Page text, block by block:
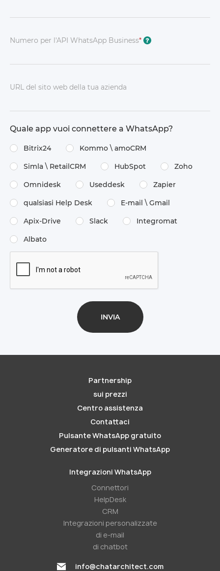
Numero per l'API WhatsApp Business* ?
URL del sito web della tua azienda
Quale app vuoi connettere a WhatsApp?
Bitrix24 Kommo \​ amoCRM
Simla \​ RetailCRM HubSpot Zoho
Omnidesk Useddesk Zapier
qualsiasi Help Desk E-mail \​ Gmail
Apix-Drive Slack Integromat
Albato
Partnership
sui prezzi
Centro assistenza
Contattaci
Pulsante WhatsApp gratuito
Generatore di pulsanti WhatsApp
Integrazioni WhatsApp
Connettori
HelpDesk
CRM
Integrazioni personalizzate
di e-mail
di chatbot
info@chatarchitect.com